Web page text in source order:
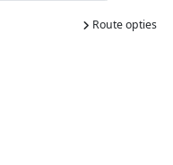
Route opties